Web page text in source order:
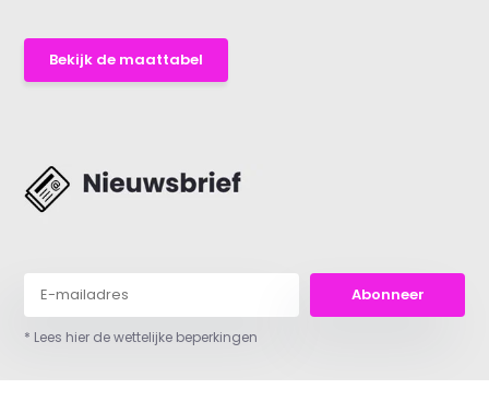
Bekijk de maattabel
Abonneer
* Lees hier de wettelijke beperkingen